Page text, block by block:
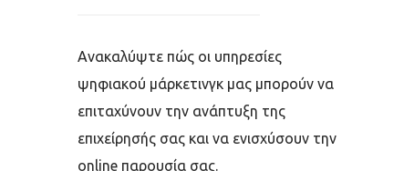
Ανακαλύψτε πώς οι υπηρεσίες
ψηφιακού μάρκετινγκ μας μπορούν να
επιταχύνουν την ανάπτυξη της
επιχείρησής σας και να ενισχύσουν την
online παρουσία σας.